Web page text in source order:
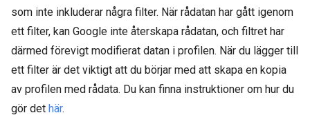
som inte inkluderar några filter. När rådatan har gått igenom
ett filter, kan Google inte återskapa rådatan, och filtret har
därmed förevigt modifierat datan i profilen. När du lägger till
ett filter är det viktigt att du börjar med att skapa en kopia
av profilen med rådata. Du kan finna instruktioner om hur du
gör det här.